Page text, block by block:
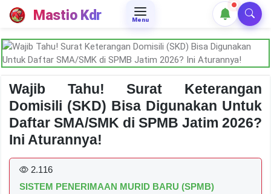
Mastio Kdr Menu
Wajib Tahu! Surat Keterangan
Domisili (SKD) Bisa Digunakan Untuk
Daftar SMA/SMK di SPMB Jatim 2026?
Ini Aturannya!
2.116
SISTEM PENERIMAAN MURID BARU (SPMB)